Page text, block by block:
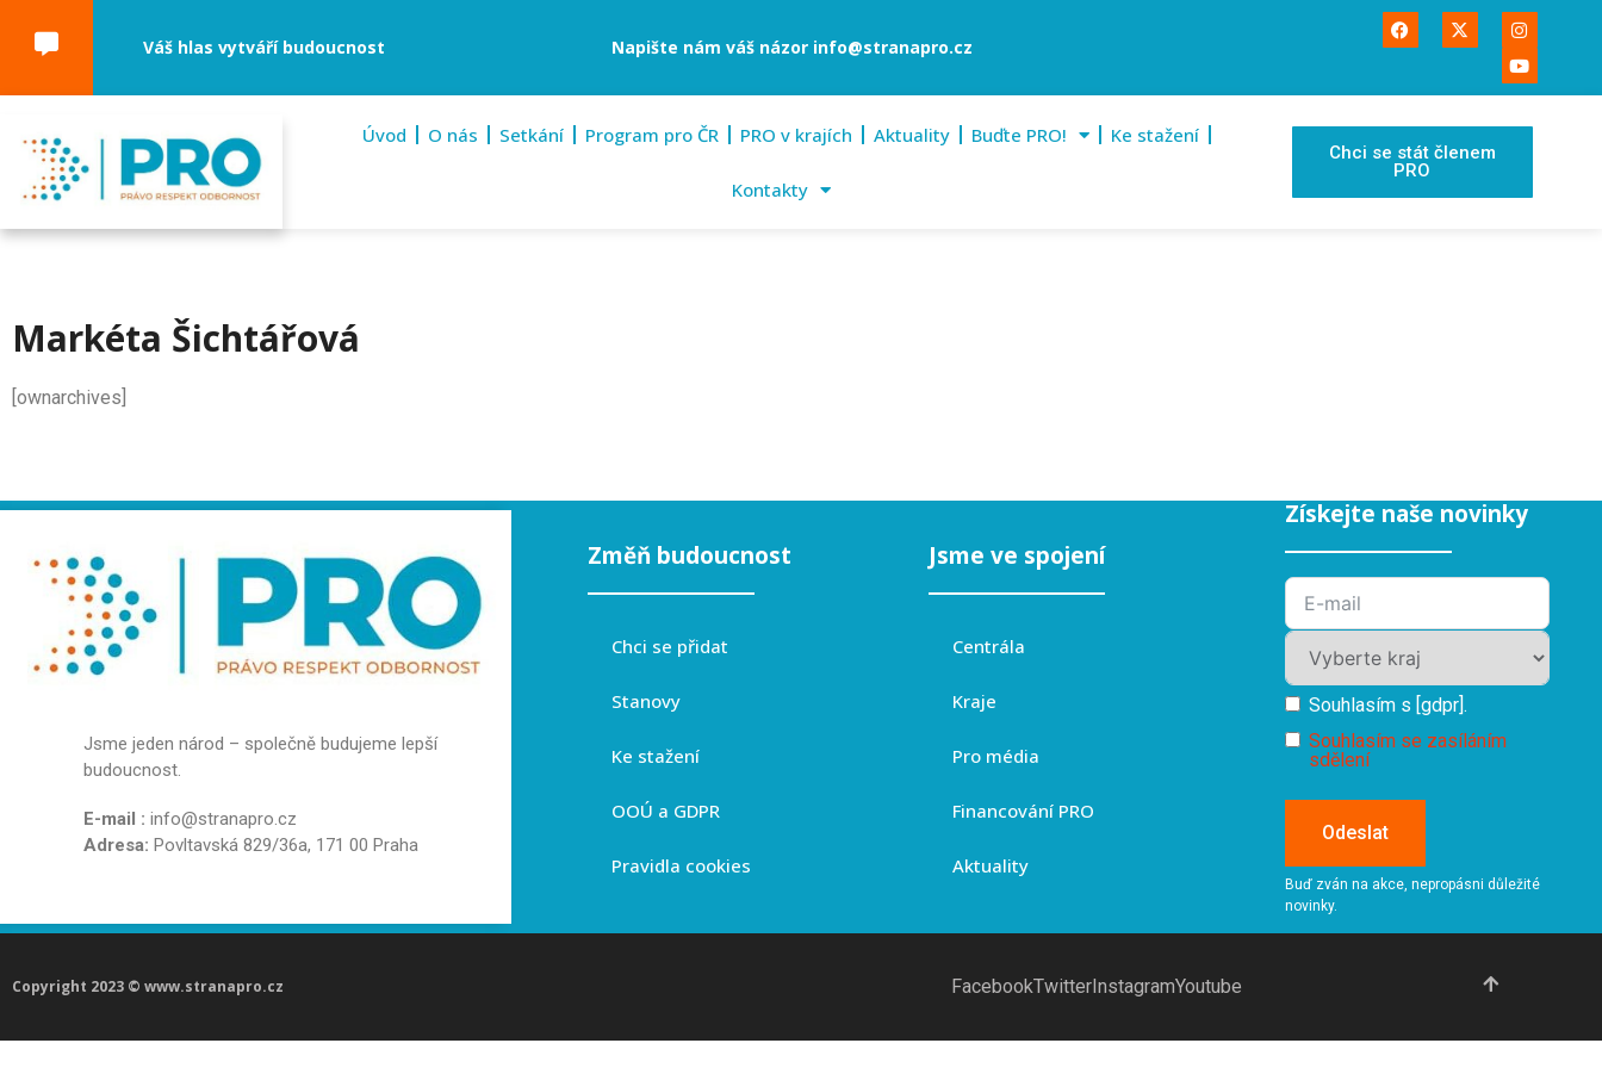
Váš hlas vytváří budoucnost Napište nám váš názor info@stranapro.cz
Úvod O nás Setkání Program pro ČR PRO v krajích Aktuality Buďte PRO! Ke stažení
Kontakty
Chci se stát členem
PRO
Markéta Šichtářová
[ownarchives]
Jsme jeden národ – společně budujeme lepší
budoucnost.
E-mail : info@stranapro.cz
Adresa: Povltavská 829/36a, 171 00 Praha
Změň budoucnost
Chci se přidat
Stanovy
Ke stažení
OOÚ a GDPR
Pravidla cookies
Jsme ve spojení
Centrála
Kraje
Pro média
Financování PRO
Aktuality
Získejte naše novinky
Souhlasím s [gdpr].
Souhlasím se zasíláním
sdělení
Odeslat
Buď zván na akce, nepropásni důležité
novinky.
Copyright 2023 © www.stranapro.cz FacebookTwitterInstagramYoutube